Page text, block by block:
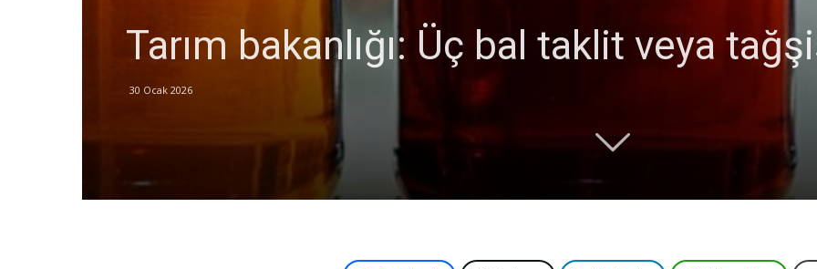
Tarım bakanlığı: Üç bal taklit veya
30 Ocak 2026